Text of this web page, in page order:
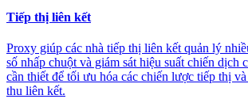
Tiếp thị liên kết
Proxy giúp các nhà tiếp thị liên kết quản lý
số nhấp chuột và giám sát hiệu suất chiến dịch
cần thiết để tối ưu hóa các chiến lược tiếp thị
thu liên kết.